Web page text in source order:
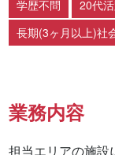
学歴不問
20代
長期(3ヶ月以上)社
業務内容
担当エリアの施設